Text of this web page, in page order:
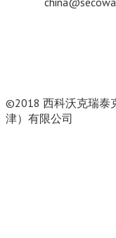
©2018 西科沃克瑞泰
津）有限公司